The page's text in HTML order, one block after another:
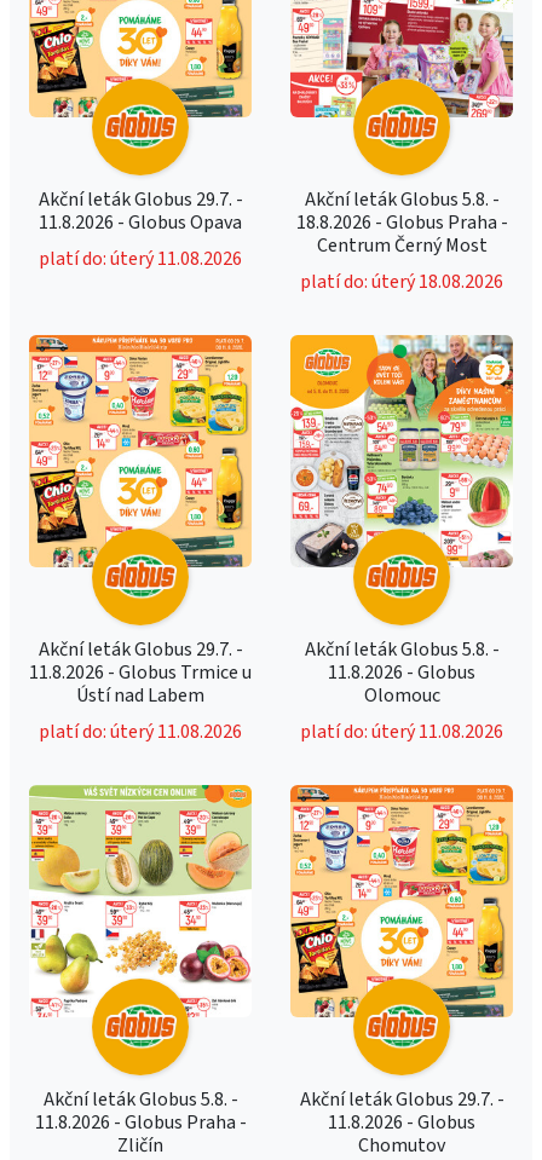
Akční leták Globus 29.7. -
11.8.2026 - Globus Opava
platí do: úterý 11.08.2026
Akční leták Globus 5.8. -
18.8.2026 - Globus Praha -
Centrum Černý Most
platí do: úterý 18.08.2026
Akční leták Globus 29.7. -
11.8.2026 - Globus Trmice u
Ústí nad Labem
platí do: úterý 11.08.2026
Akční leták Globus 5.8. -
11.8.2026 - Globus
Olomouc
platí do: úterý 11.08.2026
Akční leták Globus 5.8. -
11.8.2026 - Globus Praha -
Zličín
Akční leták Globus 29.7. -
11.8.2026 - Globus
Chomutov